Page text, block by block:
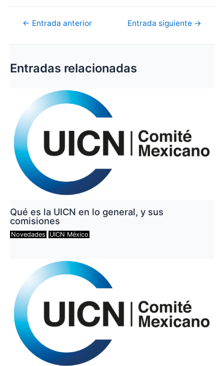
Navegación
entradas
← Entrada anterior Entrada siguiente →
Entradas relacionadas
Qué es la UICN en lo general, y sus
comisiones
Novedades UICN México